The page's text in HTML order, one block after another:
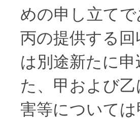
めの申し立て
丙の提供する
は別途新たに
た、甲および
害等について